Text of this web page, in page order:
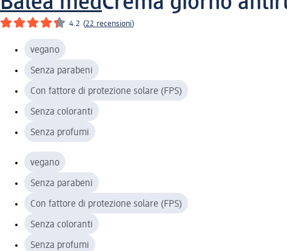
4.2 (22 recensioni)
vegano
Senza parabeni
Con fattore di protezione solare (FPS)
Senza coloranti
Senza profumi
vegano
Senza parabeni
Con fattore di protezione solare (FPS)
Senza coloranti
Senza profumi